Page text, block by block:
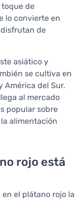
toque de
lo convierte en
de
asiático y
se cultiva en
América del Sur.
al mercado
popular sobre
alimentación
rojo está
el plátano rojo la